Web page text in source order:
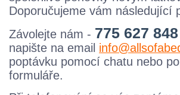
Doporučujeme vám následující
Závolejte nám - 775 627 848
napište na email
poptávku pomocí chatu nebo
formuláře.